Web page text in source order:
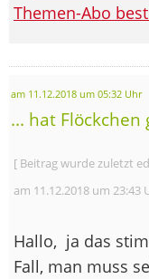
Themen-Abo
am 11.12.2018 um 05:32 Uhr
... hat Flöckchen
[ Beitrag wurde zuletzt
am 11.12.2018 um 23:43
Hallo, ja das
Fall, man muss